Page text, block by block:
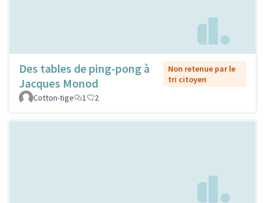
Des tables de ping-pong à
Jacques Monod
Non retenue par le
tri citoyen
Cotton-tige
1 2